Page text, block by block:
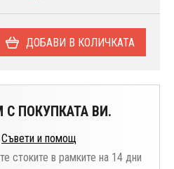
ДОБАВИ В КОЛИЧКАТА
ПОКУПКАТА ВИ.
Съвети и помощ
стоките в рамките на 14 дни